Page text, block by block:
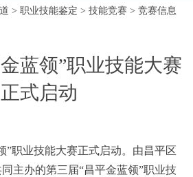
> 职业技能鉴定 > 技能竞赛 > 竞赛信息
蓝领”职业技能大赛
正式启动
”职业技能大赛正式启动。由昌平区
主办的第三届“昌平金蓝领”职业技